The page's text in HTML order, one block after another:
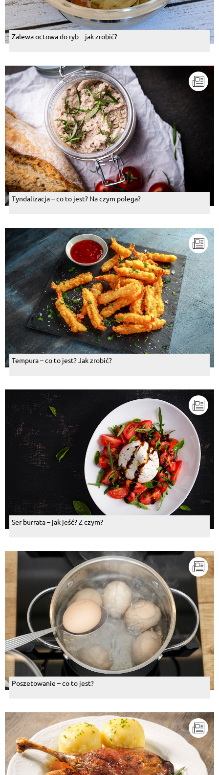
Odpowiedz
Anna Bis , 17.01.2015
Wiktor Gołębiowski, 17.01.2015
Gotować na wolnym ogniu!!!
Odpowiedz
Anna Bis, 17.01.2015
Zapamiętam :) Jak tylko będę mogła już chodzić od
razu robię grochóweczkę :) :)
Odpowiedz
Pokaż więcej komentarzy
Zalewa octowa do ryb – jak zrobić?
Tyndalizacja – co to jest? Na czym polega?
Tempura – co to jest? Jak zrobić?
Ser burrata – jak jeść? Z czym?
Poszetowanie – co to jest?